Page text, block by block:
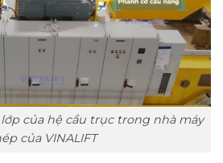
của hệ cầu trục trong nhà máy
của VINALIFT